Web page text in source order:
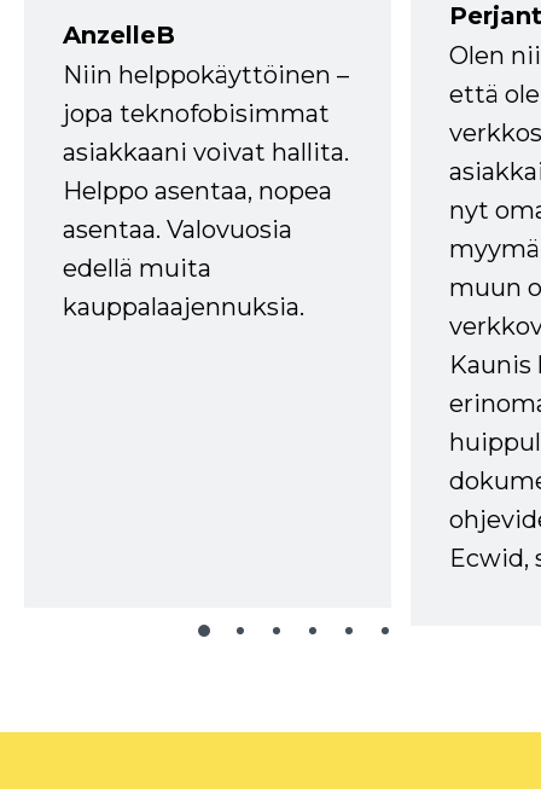
AnzelleB
Niin helppokäyttöinen –
jopa teknofobisimmat
asiakkaani voivat hallita.
Helppo asentaa, nopea
asentaa. Valovuosia
edellä muita
kauppalaajennuksia.
Olen
että
nyt
muun
Kaunis
Ecwid,